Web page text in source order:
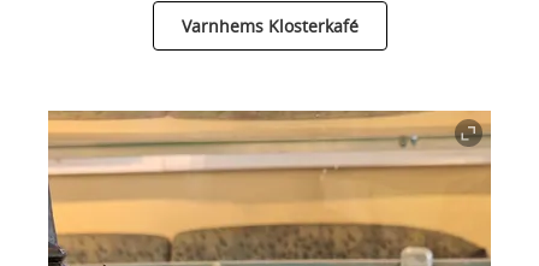
Varnhems Klosterkafé